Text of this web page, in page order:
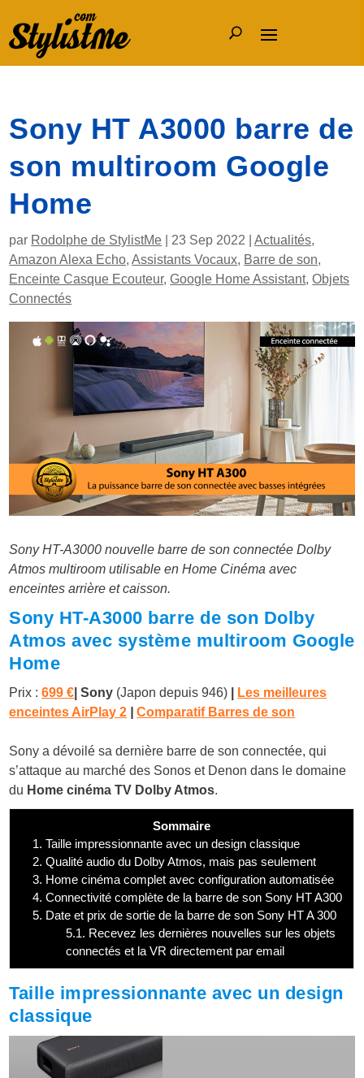
Sony HT A3000 barre de
son multiroom Google
Home
par Rodolphe de StylistMe 23 Sep 2022 |Actualités,
Amazon Alexa Echo,Assistants Vocaux, Barre de son,
Enceinte Casque Ecouteur,Google Home Assistant,Objets
Connectés
Sony HT-A3000 nouvelle barre de son connectée Dolby
Atmos multiroom utilisable en Home Cinéma avec
enceintes arrière et caisson.
Sony HT-A3000 barre de son Dolby
Atmos avec système multiroom Google
Home
Prix :699 € | Sony (Japon depuis 946)
Les meilleures
enceintes AirPlay 2
|Comparatif Barres de son
Sony a dévoilé sa dernière barre de son connectée, qui
s’attaque au marché des Sonos et Denon dans le domaine
du Home cinéma TV Dolby Atmos.
Sommaire
1. Taille impressionnante avec un design classique
2. Qualité audio du Dolby Atmos, mais pas seulement
3. Home cinéma complet avec configuration automatisée
4. Connectivité complète de la barre de son Sony HT A300
5. Date et prix de sortie de la barre de son Sony HT A 300
5.1. Recevez les dernières nouvelles sur les objets
connectés et la VR directement par email
Taille impressionnante avec un design
classique